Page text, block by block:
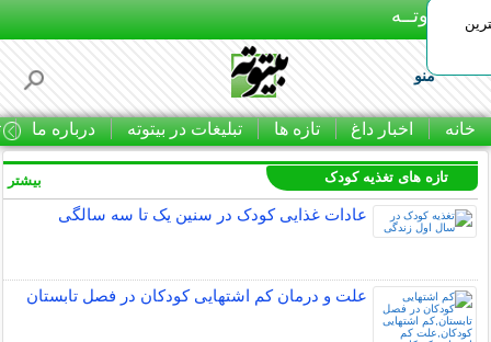
بـیتوتــه
منو
خانه اخبار داغ تازه ها تبلیغات در بیتوته درباره ما
تازه های تغذیه کودک
عادات غذایی کودک در سنین یک تا سه سالگی
علت و درمان کم اشتهایی کودکان در فصل تابستان
بیشتر